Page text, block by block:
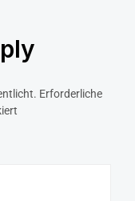
Erforderliche